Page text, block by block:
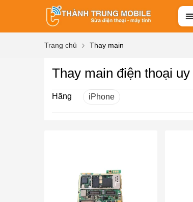
Trang chủ Thay main
Thay main điện thoại
Hãng iPhone